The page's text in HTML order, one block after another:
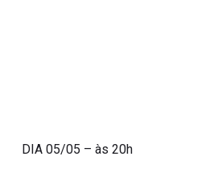
DIA 05/05 – às 20h